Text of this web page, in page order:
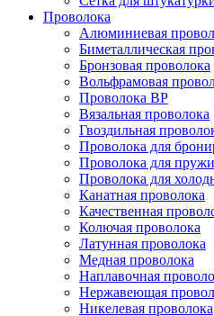
Проволока
Алюминиевая
Биметаллическая
Бронзовая проволока
Вольфрамовая
Проволока ВР
Вязальная проволока
Гвоздильная
Проволока для
Проволока для
Проволока для
Канатная проволока
Качественная
Колючая проволока
Латунная проволока
Медная проволока
Наплавочная
Нержавеющая
Никелевая проволока